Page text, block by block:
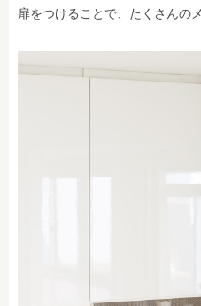
扉をつけることで、たくさんの